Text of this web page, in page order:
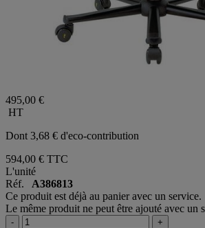
495,00 €
HT
Dont 3,68 € d'eco-contribution
594,00 € TTC
L'unité
Réf. A386813
Ce produit est déjà au panier avec un service.
Le même produit ne peut être ajouté avec un
- +